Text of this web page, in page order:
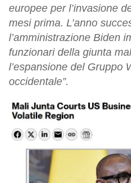
europee per l’invasione
mesi prima. L’anno
l’amministrazione Biden
funzionari della giunta
l’espansione del Gruppo
occidentale”.